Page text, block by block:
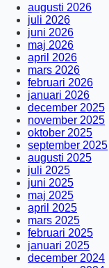
augusti 2026
juli 2026
juni 2026
maj 2026
april 2026
mars 2026
februari 2026
januari 2026
december 2025
november 2025
oktober 2025
september 2025
augusti 2025
juli 2025
juni 2025
maj 2025
april 2025
mars 2025
februari 2025
januari 2025
december 2024